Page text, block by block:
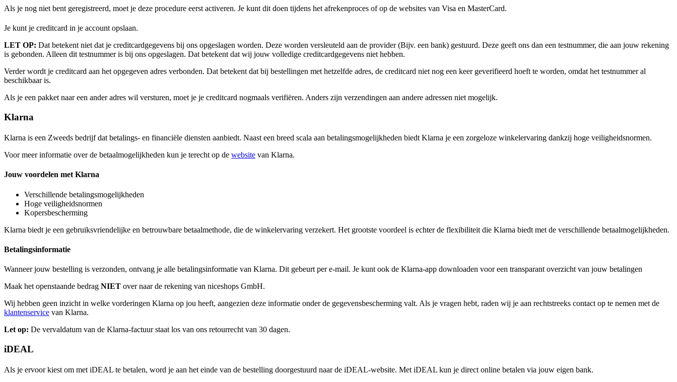
Als je nog niet bent geregistreerd, moet je deze procedure eerst activeren. Je kunt dit doen tijdens het afrekenproces of op de websites van Visa en MasterCard.
Je kunt je creditcard in je account opslaan.
LET OP: Dat betekent niet dat je creditcardgegevens bij ons opgeslagen worden. Deze worden versleuteld aan de provider (Bijv. een bank) gestuurd. Deze geeft ons dan een testnummer, die aan jouw rekening
is gebonden. Alleen dit testnummer is bij ons opgeslagen. Dat betekent dat wij jouw volledige creditcardgegevens niet hebben.
Verder wordt je creditcard aan het opgegeven adres verbonden. Dat betekent dat bij bestellingen met hetzelfde adres, de creditcard niet nog een keer geverifieerd hoeft te worden, omdat het testnummer al
beschikbaar is.
Als je een pakket naar een ander adres wil versturen, moet je je creditcard nogmaals verifiëren. Anders zijn verzendingen aan andere adressen niet mogelijk.
Klarna
Klarna is een Zweeds bedrijf dat betalings- en financiële diensten aanbiedt. Naast een breed scala aan betalingsmogelijkheden biedt Klarna je een zorgeloze winkelervaring dankzij hoge veiligheidsnormen.
Voor meer informatie over de betaalmogelijkheden kun je terecht op de website van Klarna.
Jouw voordelen met Klarna
Verschillende betalingsmogelijkheden
Hoge veiligheidsnormen
Kopersbescherming
Klarna biedt je een gebruiksvriendelijke en betrouwbare betaalmethode, die de winkelervaring verzekert. Het grootste voordeel is echter de flexibiliteit die Klarna biedt met de verschillende betaalmogelijkheden.
Betalingsinformatie
Wanneer jouw bestelling is verzonden, ontvang je alle betalingsinformatie van Klarna. Dit gebeurt per e-mail. Je kunt ook de Klarna-app downloaden voor een transparant overzicht van jouw betalingen
Maak het openstaande bedrag NIET over naar de rekening van niceshops GmbH.
Wij hebben geen inzicht in welke vorderingen Klarna op jou heeft, aangezien deze informatie onder de gegevensbescherming valt. Als je vragen hebt, raden wij je aan rechtstreeks contact op te nemen met de
klantenservice van Klarna.
Let op: De vervaldatum van de Klarna-factuur staat los van ons retourrecht van 30 dagen.
iDEAL
Als je ervoor kiest om met iDEAL te betalen, word je aan het einde van de bestelling doorgestuurd naar de iDEAL-website. Met iDEAL kun je direct online betalen via jouw eigen bank.